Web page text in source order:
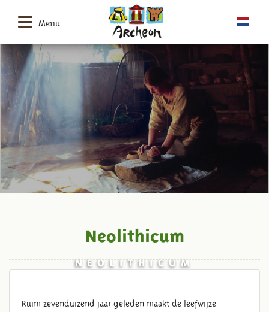
Menu
NEOLITHICUM
Neolithicum
Ruim zevenduizend jaar geleden maakt de leefwijze